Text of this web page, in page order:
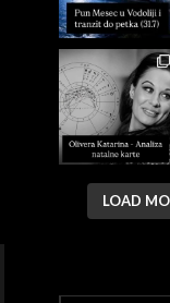
LOAD